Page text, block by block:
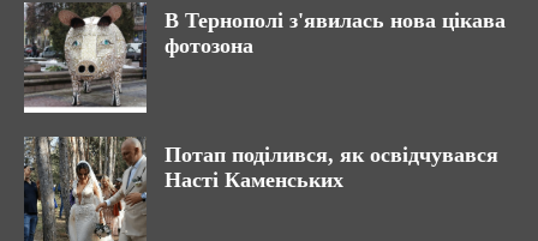
В Тернополі з'явилась нова цікава
фотозона
Потап поділився, як освідчувався
Насті Каменських